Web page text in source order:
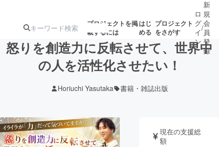
プロジェクトを掲
載するには
はじ
める
プロジェクト
をさがす
ターン
ジェクト
募集終了が近いプ
ロジェクト
アート・写真 音楽
ロ
グ
イ
ン
/
新
規
会
員
登
録
怒りを創造力に反転させて、世界中
の人を活性化させたい！
Horiuchi Yasutaka 書籍・雑誌出版
現在の支援総
額